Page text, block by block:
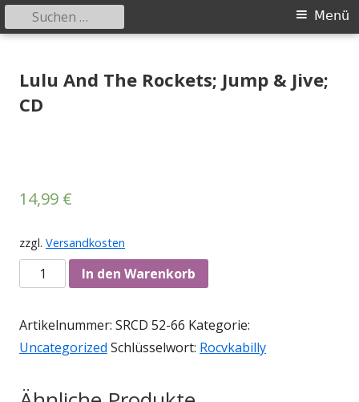
zum
Primäres
Menü
Suchen
nach:
Lulu And The Rockets; Jump & Jive;
CD
14,99 €
zzgl. Versandkosten
Anzahl In den Warenkorb
Artikelnummer: SRCD 52-66 Kategorie:
Uncategorized Schlüsselwort: Rocvkabilly